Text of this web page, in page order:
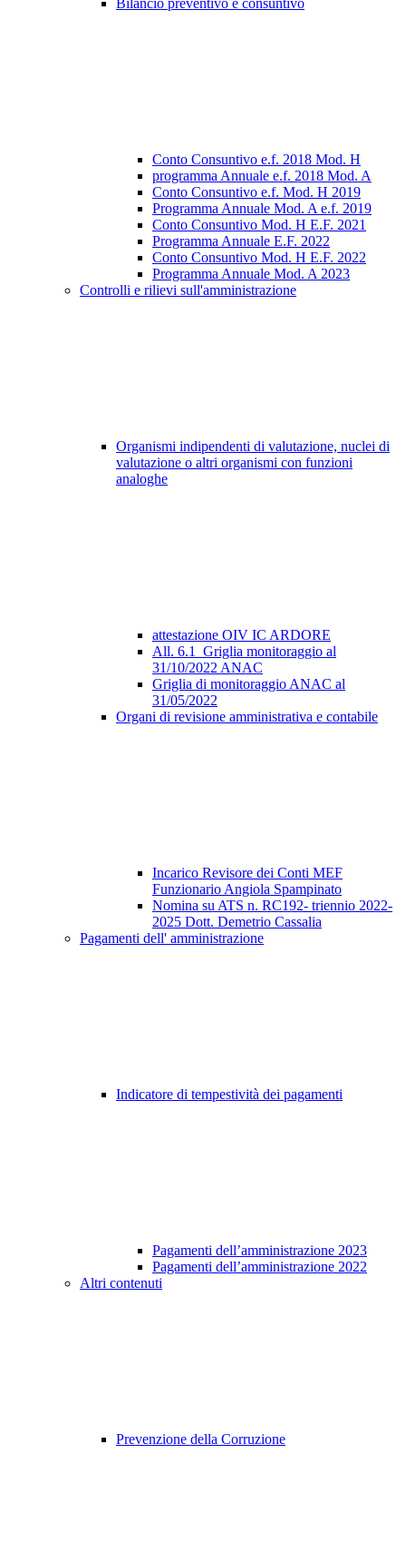
Bilancio preventivo e consuntivo
Conto Consuntivo e.f. 2018 Mod. H
programma Annuale e.f. 2018 Mod. A
Conto Consuntivo e.f. Mod. H 2019
Programma Annuale Mod. A e.f. 2019
Conto Consuntivo Mod. H E.F. 2021
Programma Annuale E.F. 2022
Conto Consuntivo Mod. H E.F. 2022
Programma Annuale Mod. A 2023
Controlli e rilievi sull'amministrazione
Organismi indipendenti di valutazione, nuclei di
valutazione o altri organismi con funzioni
analoghe
attestazione OIV IC ARDORE
All. 6.1_Griglia monitoraggio al
31/10/2022 ANAC
Griglia di monitoraggio ANAC al
31/05/2022
Organi di revisione amministrativa e contabile
Incarico Revisore dei Conti MEF
Funzionario Angiola Spampinato
Nomina su ATS n. RC192- triennio 2022-
2025 Dott. Demetrio Cassalia
Pagamenti dell' amministrazione
Indicatore di tempestività dei pagamenti
Pagamenti dell’amministrazione 2023
Pagamenti dell’amministrazione 2022
Altri contenuti
Prevenzione della Corruzione